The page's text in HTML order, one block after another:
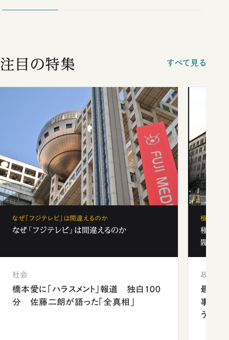
注目の特集 すべて見る
なぜ「フジテレビ」は間違えるのか
なぜ「フジテレビ」は間違えるのか
社会
橋本愛に「ハラスメント」報道 独白100
分 佐藤二朗が語った「全真相」
極秘裏名
極秘裏
閥と出
政治
最強
事が象
う